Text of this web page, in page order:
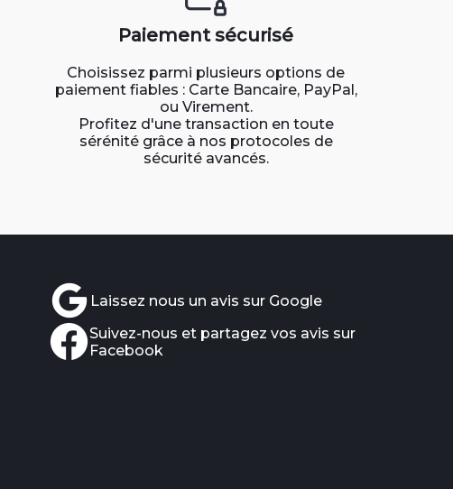
Paiement sécurisé
Choisissez parmi plusieurs options de
paiement fiables : Carte Bancaire, PayPal,
ou Virement.
Profitez d'une transaction en toute
sérénité grâce à nos protocoles de
sécurité avancés.
Laissez nous un avis sur Google
Suivez-nous et partagez vos avis sur
Facebook